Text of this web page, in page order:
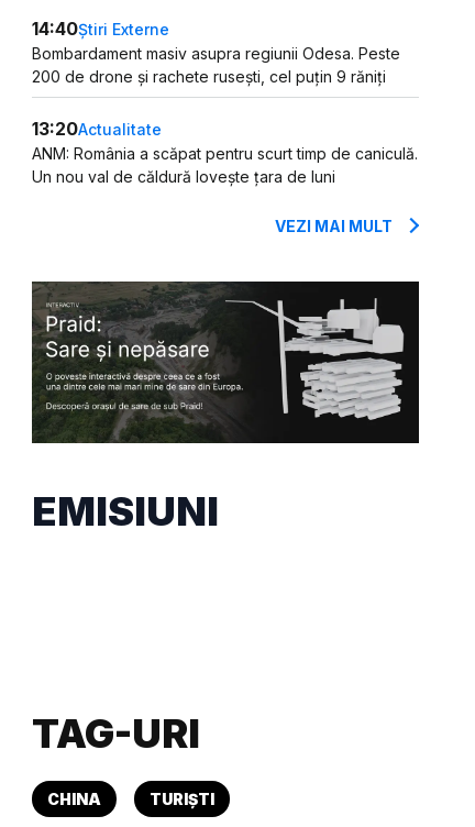
14:40Știri Externe
Bombardament masiv asupra regiunii Odesa. Peste
200 de drone și rachete rusești, cel puțin 9 răniți
13:20Actualitate
ANM: România a scăpat pentru scurt timp de caniculă.
Un nou val de căldură lovește țara de luni
VEZI MAI MULT
EMISIUNI
TAG-URI
CHINA TURIȘTI